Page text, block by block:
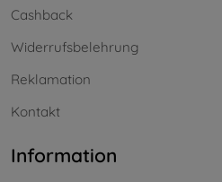
Cashback
Widerrufsbelehrung
Reklamation
Kontakt
Information